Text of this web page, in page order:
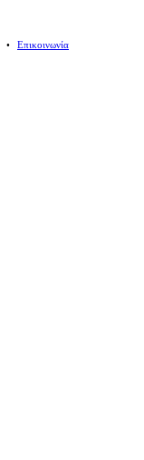
⠀•⠀ Επικοινωνία